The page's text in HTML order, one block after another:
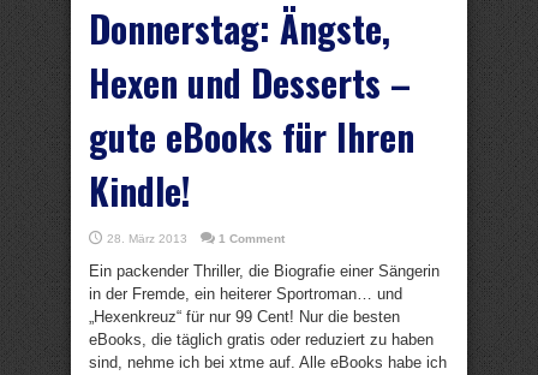
Donnerstag: Ängste,
Hexen und Desserts –
gute eBooks für Ihren
Kindle!
28. März 2013 1 Comment
Ein packender Thriller, die Biografie einer Sängerin
in der Fremde, ein heiterer Sportroman… und
„Hexenkreuz“ für nur 99 Cent! Nur die besten
eBooks, die täglich gratis oder reduziert zu haben
sind, nehme ich bei xtme auf. Alle eBooks habe ich